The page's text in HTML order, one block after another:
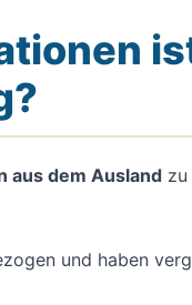
aus dem Ausland
und haben